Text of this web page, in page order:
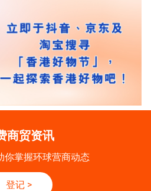
商贸资讯
你掌握环球营商动态
登记 >